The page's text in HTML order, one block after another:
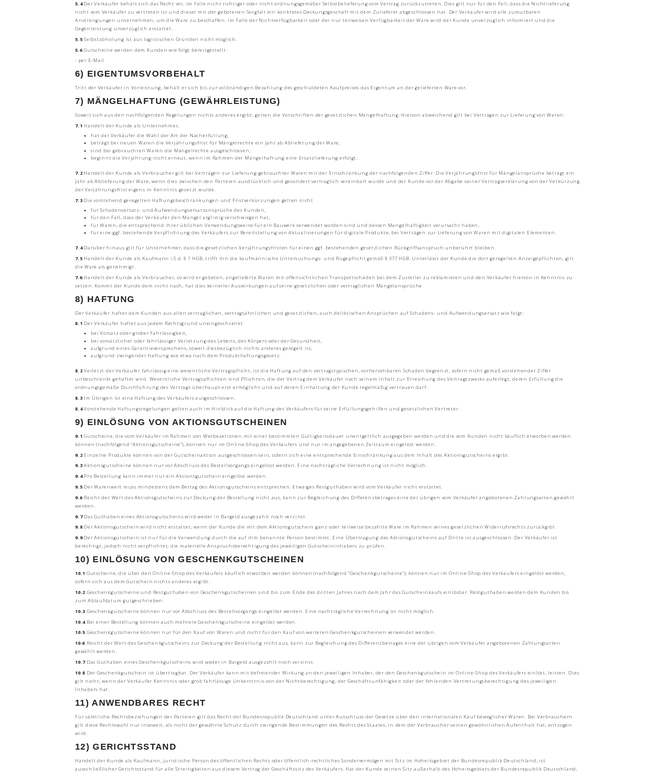
5.4Der Verkäufer behält sich das Recht vor, im Falle nicht richtiger oder nicht ordnungsgemäßer Selbstbelieferung vom Vertrag zurückzutreten. Dies gilt nur für den Fall, dass die Nichtlieferung
nicht vom Verkäufer zu vertreten ist und dieser mit der gebotenen Sorgfalt ein konkretes Deckungsgeschäft mit dem Zulieferer abgeschlossen hat. Der Verkäufer wird alle zumutbaren
Anstrengungen unternehmen, um die Ware zu beschaffen. Im Falle der Nichtverfügbarkeit oder der nur teilweisen Verfügbarkeit der Ware wird der Kunde unverzüglich informiert und die
Gegenleistung unverzüglich erstattet.
5.5 Selbstabholung ist aus logistischen Gründen nicht möglich.
5.6 Gutscheine werden dem Kunden wie folgt bereitgestellt:
- per E-Mail
6) EIGENTUMSVORBEHALT
Tritt der Verkäufer in Vorleistung, behält er sich bis zur vollständigen Bezahlung des geschuldeten Kaufpreises das Eigentum an der gelieferten Ware vor.
7) MÄNGELHAFTUNG (GEWÄHRLEISTUNG)
Soweit sich aus den nachfolgenden Regelungen nichts anderes ergibt, gelten die Vorschriften der gesetzlichen Mängelhaftung. Hiervon abweichend gilt bei Verträgen zur Lieferung von Waren:
7.1 Handelt der Kunde als Unternehmer,
hat der Verkäufer die Wahl der Art der Nacherfüllung;
beträgt bei neuen Waren die Verjährungsfrist für Mängelrechte ein Jahr ab Ablieferung der Ware;
sind bei gebrauchten Waren die Mängelrechte ausgeschlossen;
beginnt die Verjährung nicht erneut, wenn im Rahmen der Mängelhaftung eine Ersatzlieferung erfolgt.
7.2Handelt der Kunde als Verbraucher gilt bei Verträgen zur Lieferung gebrauchter Waren mit der Einschränkung der nachfolgenden Ziffer: Die Verjährungsfrist für Mängelansprüche beträgt ein
Jahr ab Ablieferung der Ware, wenn dies zwischen den Parteien ausdrücklich und gesondert vertraglich vereinbart wurde und der Kunde vor der Abgabe seiner Vertragserklärung von der Verkürzung
der Verjährungsfrist eigens in Kenntnis gesetzt wurde.
7.3 Die vorstehend geregelten Haftungsbeschränkungen und Fristverkürzungen gelten nicht
für Schadensersatz- und Aufwendungsersatzansprüche des Kunden,
für den Fall, dass der Verkäufer den Mangel arglistig verschwiegen hat,
für Waren, die entsprechend ihrer üblichen Verwendungsweise für ein Bauwerk verwendet worden sind und dessen Mangelhaftigkeit verursacht haben,
für eine ggf. bestehende Verpflichtung des Verkäufers zur Bereitstellung von Aktualisierungen für digitale Produkte, bei Verträgen zur Lieferung von Waren mit digitalen Elementen.
7.4Darüber hinaus gilt für Unternehmer, dass die gesetzlichen Verjährungsfristen für einen ggf. bestehenden gesetzlichen Rückgriffsanspruch unberührt bleiben.
7.5 Handelt der Kunde als Kaufmann i.S.d. § 1 HGB, trifft ihn die kaufmännische Untersuchungs- und Rügepflicht gemäß § 377 HGB. Unterlässt der Kunde die dort geregelten Anzeigepflichten, gilt
die Ware als genehmigt.
7.6 Handelt der Kunde als Verbraucher, so wird er gebeten, angelieferte Waren mit offensichtlichen Transportschäden bei dem Zusteller zu reklamieren und den Verkäufer hiervon in Kenntnis zu
setzen. Kommt der Kunde dem nicht nach, hat dies keinerlei Auswirkungen auf seine gesetzlichen oder vertraglichen Mängelansprüche.
8) HAFTUNG
Der Verkäufer haftet dem Kunden aus allen vertraglichen, vertragsähnlichen und gesetzlichen, auch deliktischen Ansprüchen auf Schadens- und Aufwendungsersatz wie folgt:
8.1 Der Verkäufer haftet aus jedem Rechtsgrund uneingeschränkt
bei Vorsatz oder grober Fahrlässigkeit,
bei vorsätzlicher oder fahrlässiger Verletzung des Lebens, des Körpers oder der Gesundheit,
aufgrund eines Garantieversprechens, soweit diesbezüglich nichts anderes geregelt ist,
aufgrund zwingender Haftung wie etwa nach dem Produkthaftungsgesetz.
8.2Verletzt der Verkäufer fahrlässig eine wesentliche Vertragspflicht, ist die Haftung auf den vertragstypischen, vorhersehbaren Schaden begrenzt, sofern nicht gemäß vorstehender Ziffer
unbeschränkt gehaftet wird. Wesentliche Vertragspflichten sind Pflichten, die der Vertrag dem Verkäufer nach seinem Inhalt zur Erreichung des Vertragszwecks auferlegt, deren Erfüllung die
ordnungsgemäße Durchführung des Vertrags überhaupt erst ermöglicht und auf deren Einhaltung der Kunde regelmäßig vertrauen darf.
8.3 Im Übrigen ist eine Haftung des Verkäufers ausgeschlossen.
8.4Vorstehende Haftungsregelungen gelten auch im Hinblick auf die Haftung des Verkäufers für seine Erfüllungsgehilfen und gesetzlichen Vertreter.
9) EINLÖSUNG VON AKTIONSGUTSCHEINEN
9.1 Gutscheine, die vom Verkäufer im Rahmen von Werbeaktionen mit einer bestimmten Gültigkeitsdauer unentgeltlich ausgegeben werden und die vom Kunden nicht käuflich erworben werden
können (nachfolgend "Aktionsgutscheine"), können nur im Online-Shop des Verkäufers und nur im angegebenen Zeitraum eingelöst werden.
9.2Einzelne Produkte können von der Gutscheinaktion ausgeschlossen sein, sofern sich eine entsprechende Einschränkung aus dem Inhalt des Aktionsgutscheins ergibt.
9.3 Aktionsgutscheine können nur vor Abschluss des Bestellvorgangs eingelöst werden. Eine nachträgliche Verrechnung ist nicht möglich.
9.4Pro Bestellung kann immer nur ein Aktionsgutschein eingelöst werden.
9.5 Der Warenwert muss mindestens dem Betrag des Aktionsgutscheins entsprechen. Etwaiges Restguthaben wird vom Verkäufer nicht erstattet.
9.6 Reicht der Wert des Aktionsgutscheins zur Deckung der Bestellung nicht aus, kann zur Begleichung des Differenzbetrages eine der übrigen vom Verkäufer angebotenen Zahlungsarten gewählt
werden.
9.7Das Guthaben eines Aktionsgutscheins wird weder in Bargeld ausgezahlt noch verzinst.
9.8 Der Aktionsgutschein wird nicht erstattet, wenn der Kunde die mit dem Aktionsgutschein ganz oder teilweise bezahlte Ware im Rahmen seines gesetzlichen Widerrufsrechts zurückgibt.
9.9Der Aktionsgutschein ist nur für die Verwendung durch die auf ihm benannte Person bestimmt. Eine Übertragung des Aktionsgutscheins auf Dritte ist ausgeschlossen. Der Verkäufer ist
berechtigt, jedoch nicht verpflichtet, die materielle Anspruchsberechtigung des jeweiligen Gutscheininhabers zu prüfen.
10) EINLÖSUNG VON GESCHENKGUTSCHEINEN
10.1 Gutscheine, die über den Online-Shop des Verkäufers käuflich erworben werden können (nachfolgend "Geschenkgutscheine"), können nur im Online-Shop des Verkäufers eingelöst werden,
sofern sich aus dem Gutschein nichts anderes ergibt.
10.2 Geschenkgutscheine und Restguthaben von Geschenkgutscheinen sind bis zum Ende des dritten Jahres nach dem Jahr des Gutscheinkaufs einlösbar. Restguthaben werden dem Kunden bis
zum Ablaufdatum gutgeschrieben.
10.3 Geschenkgutscheine können nur vor Abschluss des Bestellvorgangs eingelöst werden. Eine nachträgliche Verrechnung ist nicht möglich.
10.4 Bei einer Bestellung können auch mehrere Geschenkgutscheine eingelöst werden.
10.5 Geschenkgutscheine können nur für den Kauf von Waren und nicht für den Kauf von weiteren Geschenkgutscheinen verwendet werden.
10.6 Reicht der Wert des Geschenkgutscheins zur Deckung der Bestellung nicht aus, kann zur Begleichung des Differenzbetrages eine der übrigen vom Verkäufer angebotenen Zahlungsarten
gewählt werden.
10.7 Das Guthaben eines Geschenkgutscheins wird weder in Bargeld ausgezahlt noch verzinst.
10.8 Der Geschenkgutschein ist übertragbar. Der Verkäufer kann mit befreiender Wirkung an den jeweiligen Inhaber, der den Geschenkgutschein im Online-Shop des Verkäufers einlöst, leisten. Dies
gilt nicht, wenn der Verkäufer Kenntnis oder grob fahrlässige Unkenntnis von der Nichtberechtigung, der Geschäftsunfähigkeit oder der fehlenden Vertretungsberechtigung des jeweiligen
Inhabers hat.
11) ANWENDBARES RECHT
Für sämtliche Rechtsbeziehungen der Parteien gilt das Recht der Bundesrepublik Deutschland unter Ausschluss der Gesetze über den internationalen Kauf beweglicher Waren. Bei Verbrauchern
gilt diese Rechtswahl nur insoweit, als nicht der gewährte Schutz durch zwingende Bestimmungen des Rechts des Staates, in dem der Verbraucher seinen gewöhnlichen Aufenthalt hat, entzogen
wird.
12) GERICHTSSTAND
Handelt der Kunde als Kaufmann, juristische Person des öffentlichen Rechts oder öffentlich-rechtliches Sondervermögen mit Sitz im Hoheitsgebiet der Bundesrepublik Deutschland, ist
ausschließlicher Gerichtsstand für alle Streitigkeiten aus diesem Vertrag der Geschäftssitz des Verkäufers. Hat der Kunde seinen Sitz außerhalb des Hoheitsgebiets der Bundesrepublik Deutschland,